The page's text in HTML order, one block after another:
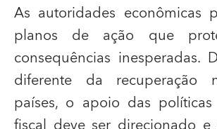
As autoridades econômicas
planos de ação que
consequências inesperadas.
diferente da recuperação
países, o apoio das